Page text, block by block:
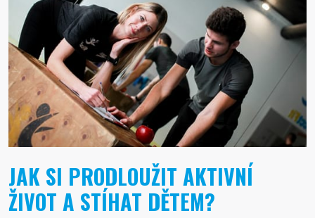
JAK SI PRODLOUŽIT AKTIVNÍ
ŽIVOT A STÍHAT DĚTEM?